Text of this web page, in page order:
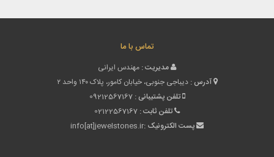
تماس با ما
مدیریت : مهندس ایرانی
آدرس : دیباجی جنوبی، خیابان کامور، پلاک ۱۴۰ واحد ۲
تلفن پشتیبانی : 09212567167
تلفن ثابت : 02122567167
پست الکترونیک :info[at]jewelstones.ir